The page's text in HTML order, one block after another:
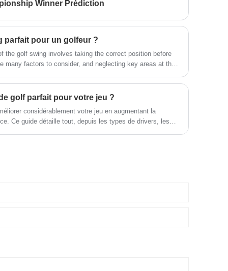
faire passer leur jeu au niveau
d'abordabilité, de personnalisation
c'est un excellent investissement
pour les golfeurs cherchant à
améliorer leur jeu.
Winner Prédiction
parfait pour un golfeur ?
the golf swing involves taking the correct position before
many factors to consider, and neglecting key areas at the
golf parfait pour votre jeu ?
considérablement votre jeu en augmentant la
Ce guide détaille tout, depuis les types de drivers, les